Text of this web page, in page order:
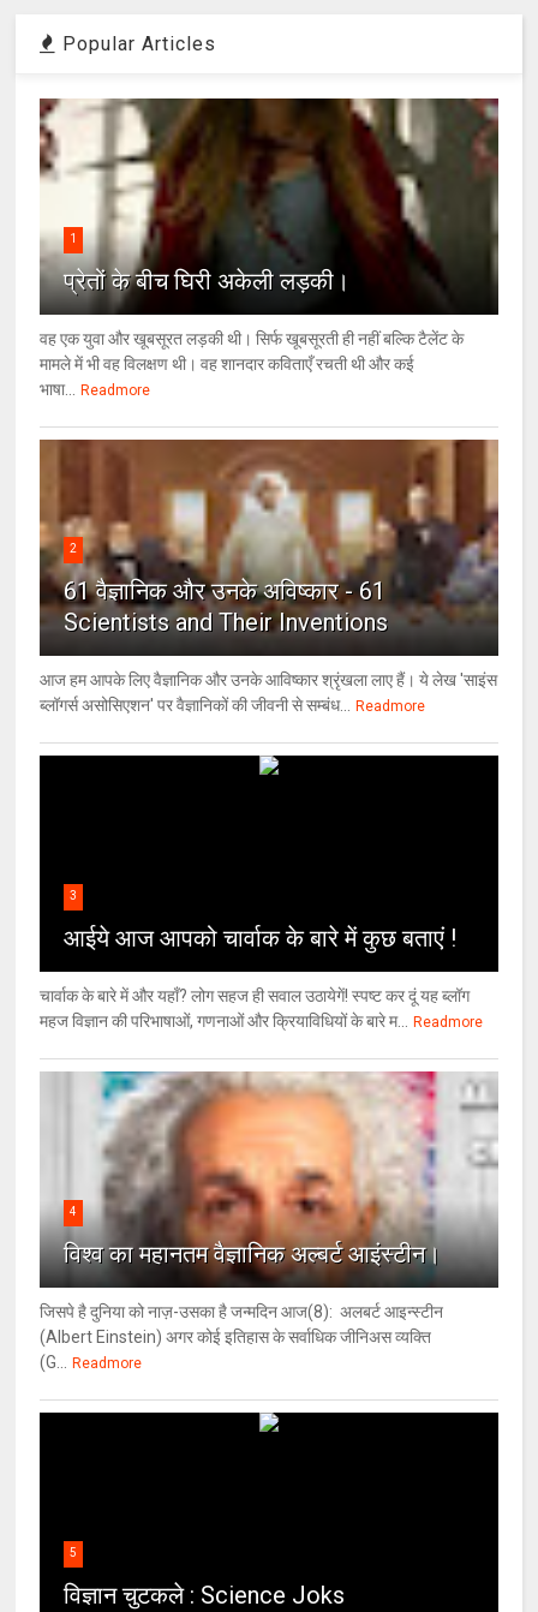
Popular Articles
1
प्रेतों के बीच घिरी अकेली लड़की।
वह एक युवा और खूबसूरत लड़की थी। सिर्फ खूबसूरती ही नहीं बल्कि टैलेंट के
मामले में भी वह विलक्षण थी। वह शानदार कविताएँ रचती थी और कई
भाषा... Readmore
2
61 वैज्ञानिक और उनके अविष्कार - 61
Scientists and Their Inventions
आज हम आपके लिए वैज्ञानिक और उनके आविष्कार श्रृंखला लाए हैं। ये लेख 'साइंस
ब्लॉगर्स असोसिएशन' पर वैज्ञा‍निकों की जीवनी से सम्बंध... Readmore
3
आईये आज आपको चार्वाक के बारे में कुछ बताएं !
चार्वाक के बारे में और यहाँ? लोग सहज ही सवाल उठायेगें! स्पष्ट कर दूं यह ब्लॉग
महज विज्ञान की परिभाषाओं, गणनाओं और क्रियाविधियों के बारे म... Readmore
4
विश्‍व का महानतम वैज्ञानिक अल्बर्ट आइंस्टीन।
जिसपे है दुनिया को नाज़-उसका है जन्मदिन आज(8): अलबर्ट आइन्स्टीन
(Albert Einstein) अगर कोई इतिहास के सर्वाधिक जीनिअस व्यक्ति
(G... Readmore
5
विज्ञान चुटकले : Science Joks